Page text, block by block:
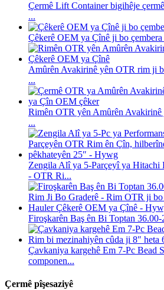
Çermê Lift Container bigihêje
...
Çêkerê OEM ya Çînê ji bo çembera
Amûrên Avakirinê yên OTR rim ji
...
Rimên OTR yên Amûrên
...
Zengila Alî ya 5-Parçeyî ya Hitachi
- OTR Ri...
Firoşkarên Baş ên Bi Toptan
Çavkaniya kargehê Em 7-Pc Bead
componen...
Çermê pîşesaziyê